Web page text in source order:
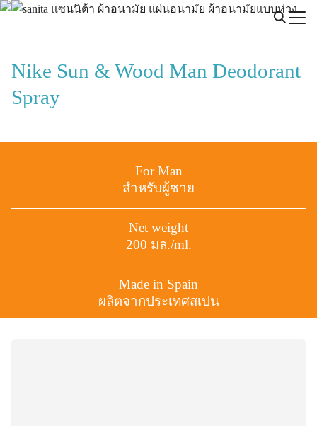
Skip
Nike Sun & Wood Man Deodorant
Spray
For Man
สำหรับผู้ชาย
Net weight
200 มล./ml.
Made in Spain
ผลิตจากประเทศสเปน